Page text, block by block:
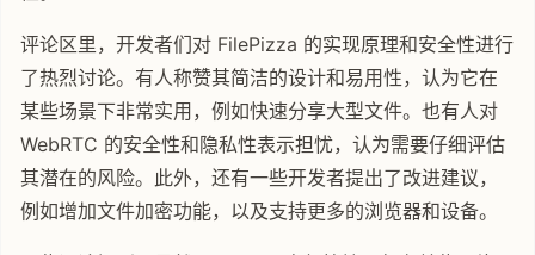
评论区里，开发者们对 FilePizza 的实现原理和安全性进行
了热烈讨论。有人称赞其简洁的设计和易用性，认为它在
某些场景下非常实用，例如快速分享大型文件。也有人对
WebRTC 的安全性和隐私性表示担忧，认为需要仔细评估
其潜在的风险。此外，还有一些开发者提出了改进建议，
例如增加文件加密功能，以及支持更多的浏览器和设备。